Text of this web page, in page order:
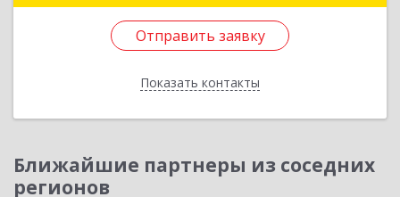
Отправить заявку
Показать контакты
Отправить заявку
Назад
Ближайшие партнеры из соседних
регионов